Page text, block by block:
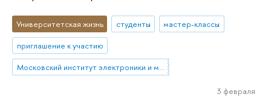
Университетская жизнь студенты
мастер-классы
приглашение к участию
Московский институт электроники и математики им. А.Н. Тихонова
3 февраля